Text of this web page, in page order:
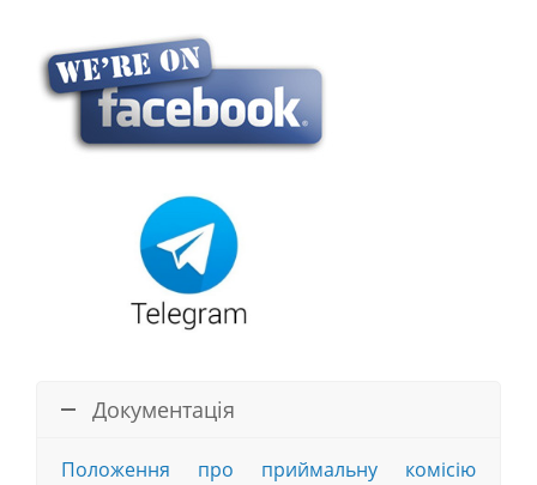
Документація
Положення про приймальну комісію